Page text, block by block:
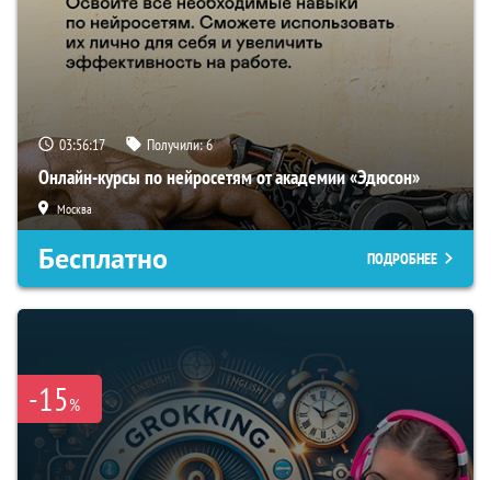
03:56:16 Получили:6
Онлайн-курсы по нейросетям от академии «Эдюсон»
Москва
Бесплатно ПОДРОБНЕЕ
-15%